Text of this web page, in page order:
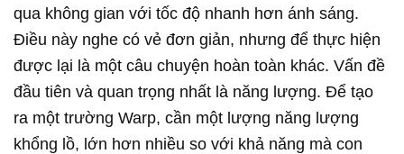
qua không gian với tốc độ nhanh hơn ánh sáng.
Điều này nghe có vẻ đơn giản, nhưng để thực hiện
được lại là một câu chuyện hoàn toàn khác. Vấn đề
đầu tiên và quan trọng nhất là năng lượng. Để tạo
ra một trường Warp, cần một lượng năng lượng
khổng lồ, lớn hơn nhiều so với khả năng mà con